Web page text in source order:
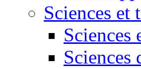
Sciences et
Sciences
Sciences